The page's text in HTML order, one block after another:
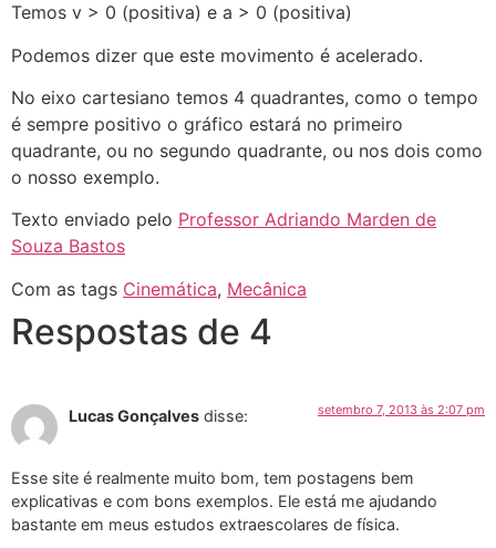
Temos v > 0 (positiva) e a > 0 (positiva)
Podemos dizer que este movimento é acelerado.
No eixo cartesiano temos 4 quadrantes, como o tempo
é sempre positivo o gráfico estará no primeiro
quadrante, ou no segundo quadrante, ou nos dois como
o nosso exemplo.
Texto enviado pelo Professor Adriando Marden de
Souza Bastos
Com as tags Cinemática, Mecânica
Respostas de 4
Lucas Gonçalves disse: setembro 7, 2013 às 2:07 pm
Esse site é realmente muito bom, tem postagens bem
explicativas e com bons exemplos. Ele está me ajudando
bastante em meus estudos extraescolares de física.